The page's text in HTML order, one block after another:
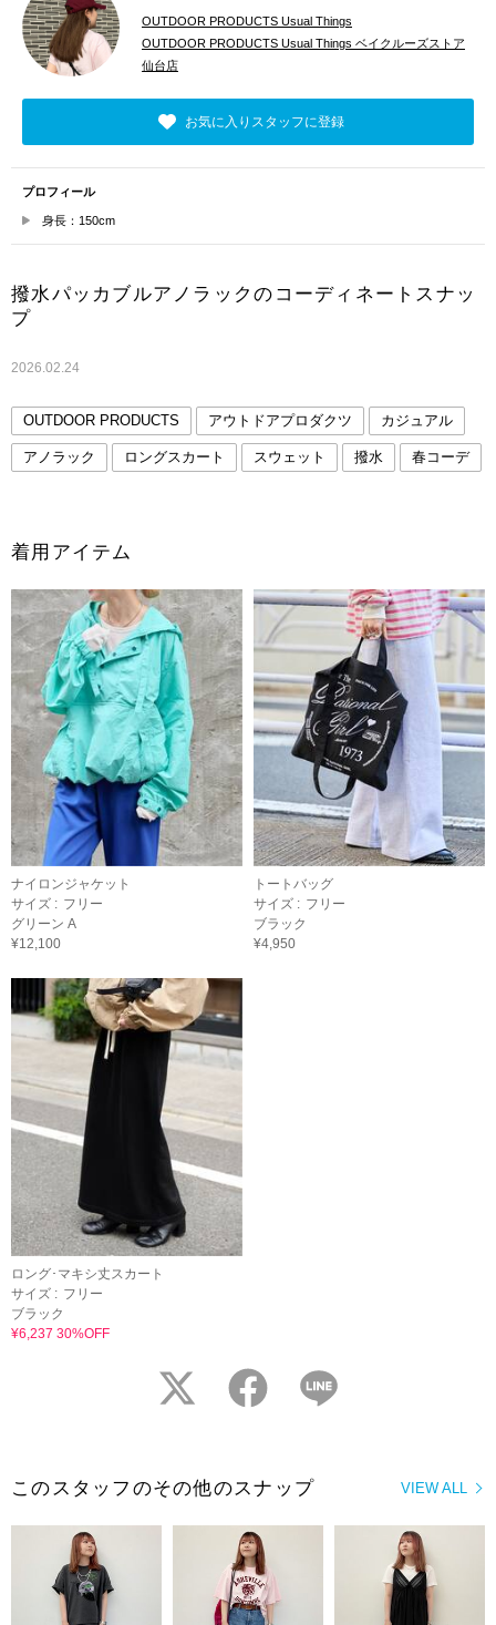
OUTDOOR PRODUCTS Usual Things
OUTDOOR PRODUCTS Usual Things ベイクルーズストア
仙台店
お気に入りスタッフに登録
プロフィール
身長：150cm
撥水パッカブルアノラックのコーディネートスナッ
プ
2026.02.24
OUTDOOR PRODUCTS アウトドアプロダクツ カジュアル
アノラック ロングスカート スウェット 撥水 春コーデ
着用アイテム
ナイロンジャケット
サイズ : フリー
グリーン A
¥12,100
トートバッグ
サイズ : フリー
ブラック
¥4,950
ロング･マキシ丈スカート
サイズ : フリー
ブラック
¥6,237 30%OFF
twitter facebook
VIEW ALL
このスタッフのその他のスナップ